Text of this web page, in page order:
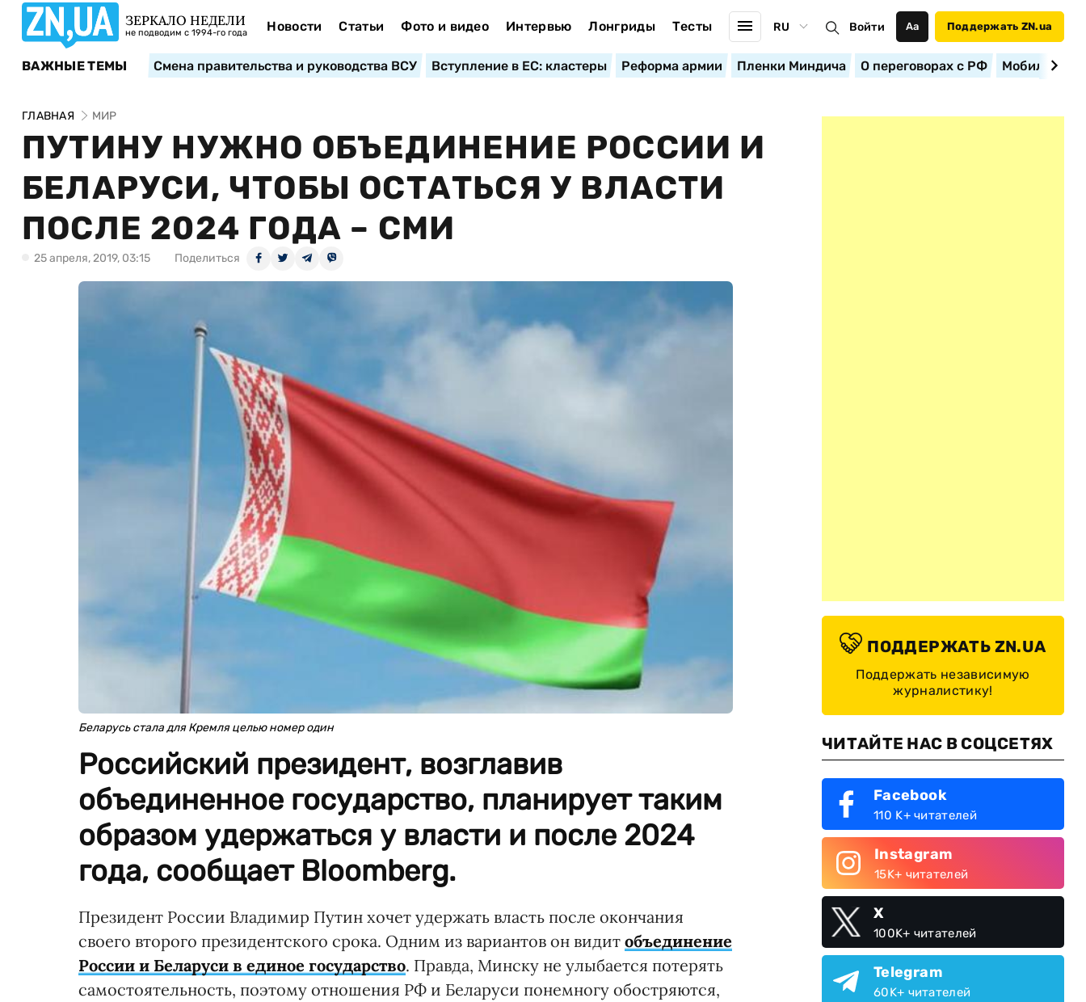
ЗЕРКАЛО НЕДЕЛИ
не подводим с 1994-го года Новости Статьи Фото и видео Интервью Лонгриды Тесты RU Войти Аа Поддержать ZN.ua
ВАЖНЫЕ ТЕМЫ Смена правительства и руководства ВСУ Вступление в ЕС: кластеры Реформа армии Пленки Миндича О переговорах с РФ
ГЛАВНАЯ МИР
ПУТИНУ НУЖНО ОБЪЕДИНЕНИЕ РОССИИ И
БЕЛАРУСИ, ЧТОБЫ ОСТАТЬСЯ У ВЛАСТИ
ПОСЛЕ 2024 ГОДА – СМИ
25 апреля, 2019, 03:15 Поделиться
Беларусь стала для Кремля целью номер один
Российский президент, возглавив
объединенное государство, планирует таким
образом удержаться у власти и после 2024
года, сообщает Bloomberg.
Президент России Владимир Путин хочет удержать власть после окончания
своего второго президентского срока. Одним из вариантов он видит объединение
России и Беларуси в единое государство. Правда, Минску не улыбается потерять
самостоятельность, поэтому отношения РФ и Беларуси понемногу обостряются,
ПОДДЕРЖАТЬ ZN.UA
Поддержать независимую
журналистику!
ЧИТАЙТЕ НАС В СОЦСЕТЯХ
Facebook
110 K+ читателей
Instagram
15K+ читателей
X
100K+ читателей
Telegram
60K+ читателей